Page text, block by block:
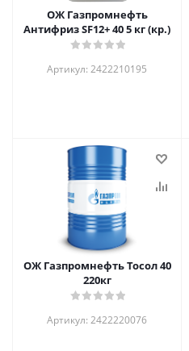
ОЖ Газпромнефть
Антифриз SF12+ 40 5 кг (кр.)
Артикул: 2422210195
ОЖ Газпромнефть Тосол 40
220кг
Артикул: 2422220076